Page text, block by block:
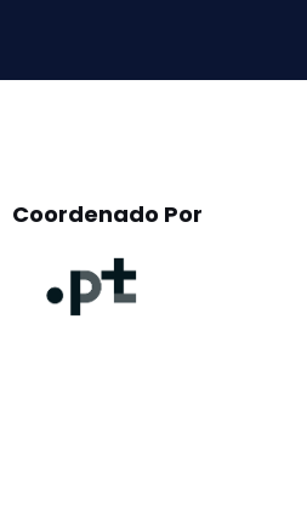
Coordenado Por